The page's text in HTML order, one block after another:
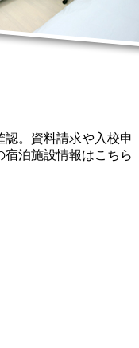
。資料請求や入校申
宿泊施設情報はこちら